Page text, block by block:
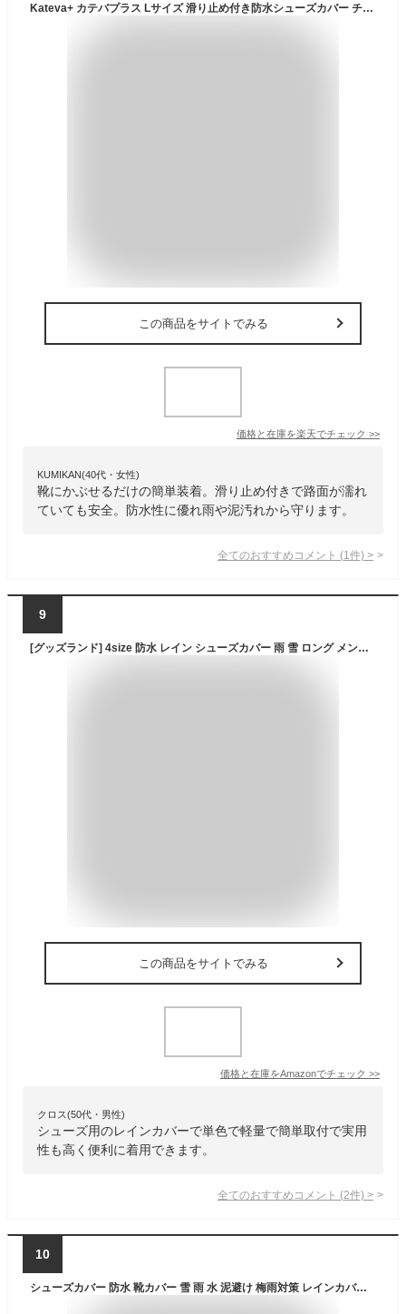
Kateva+ カテバプラス Lサイズ 滑り止め付き防水シューズカバー チャコールブラック グリーン レインカバー 雨具 シューカバー 伸びる シリコン 汚れ防止 防水 防汚 ゲリラ豪雨 台風 積雪 梅雨 キャンプ フェス ポーチ付き 自転車 バイク 通学 通勤
この商品をサイトでみる
価格と在庫を楽天でチェック >>
KUMIKAN(40代・女性)
靴にかぶせるだけの簡単装着。滑り止め付きで路面が濡れ
ていても安全。防水性に優れ雨や泥汚れから守ります。
全てのおすすめコメント (1 件) >
9
[グッズランド] 4size 防水 レイン シューズカバー 雨 雪 ロング メンズ レディース 自転車 バイク 軽量 防水 靴カバー GD-H512-L
この商品をサイトでみる
価格と在庫をAmazonでチェック >>
クロス(50代・男性)
シューズ用のレインカバーで単色で軽量で簡単取付で実用
性も高く便利に着用できます。
全てのおすすめコメント (2件) >
10
シューズカバー 防水 靴カバー 雪 雨 水 泥避け 梅雨対策 レインカバー 防水 滑り止め 耐摩耗 収納袋付き 携帯可 通勤 通学 自転車用 男女兼用 靴の保護 履きやすい ロング ANZOBEN (XXL 34cm)